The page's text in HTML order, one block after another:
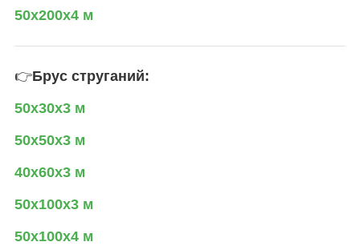
50х200х4 м
👉Брус струганий:
50х30х3 м
50х50х3 м
40х60х3 м
50х100х3 м
50х100х4 м